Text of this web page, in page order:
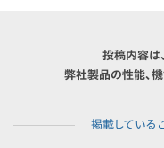
投稿内容は
弊社製品の性能、